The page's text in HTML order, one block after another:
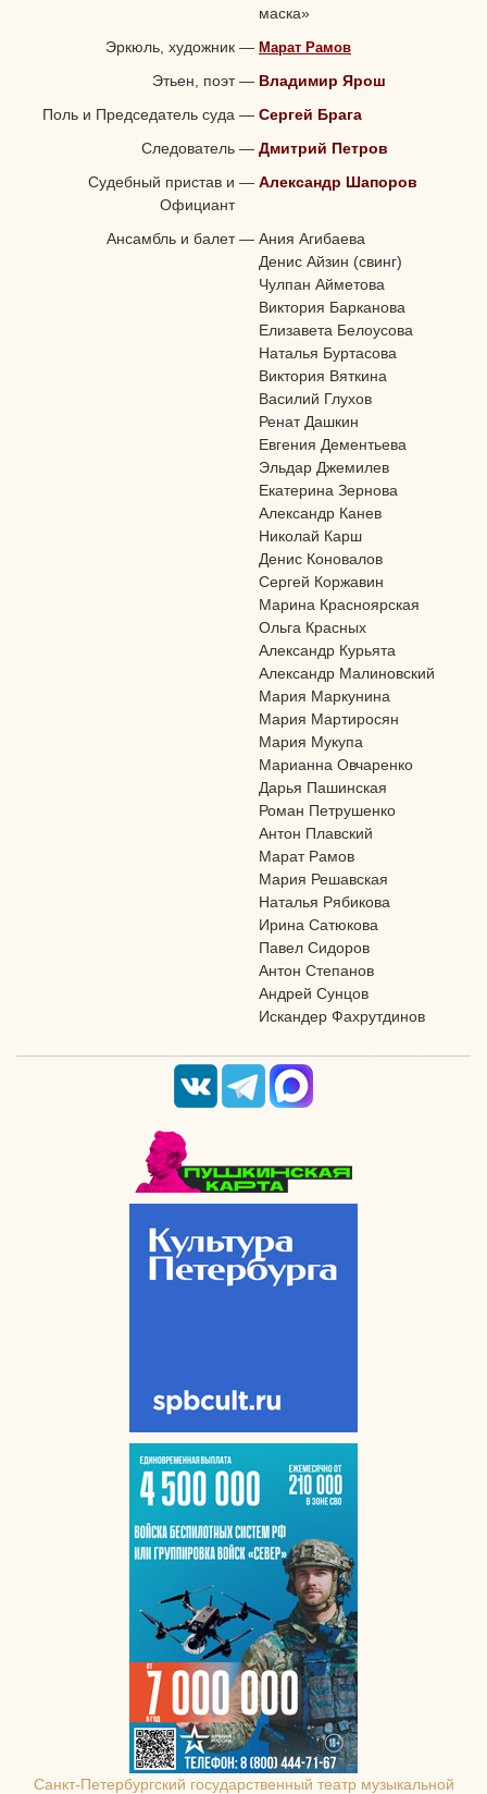
маска»
Эркюль, художник — Марат Рамов
Этьен, поэт — Владимир Ярош
Поль и Председатель суда — Сергей Брага
Следователь — Дмитрий Петров
Судебный пристав и
Официант
— Александр Шапоров
Ансамбль и балет — Ания Агибаева
Денис Айзин (свинг)
Чулпан Айметова
Виктория Барканова
Елизавета Белоусова
Наталья Буртасова
Виктория Вяткина
Василий Глухов
Ренат Дашкин
Евгения Дементьева
Эльдар Джемилев
Екатерина Зернова
Александр Канев
Николай Карш
Денис Коновалов
Сергей Коржавин
Марина Красноярская
Ольга Красных
Александр Курьята
Александр Малиновский
Мария Маркунина
Мария Мартиросян
Мария Мукупа
Марианна Овчаренко
Дарья Пашинская
Роман Петрушенко
Антон Плавский
Марат Рамов
Мария Решавская
Наталья Рябикова
Ирина Сатюкова
Павел Сидоров
Антон Степанов
Андрей Сунцов
Искандер Фахрутдинов
Санкт-Петербургcкий государственный театр музыкальной